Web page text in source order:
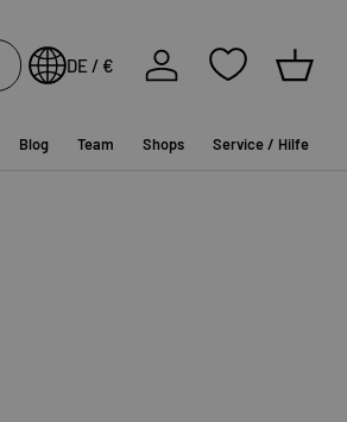
DE / €
Einloggen
Blog Team Shops Service / Hilfe